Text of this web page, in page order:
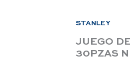
STANLEY
JUEGO
30PZAS